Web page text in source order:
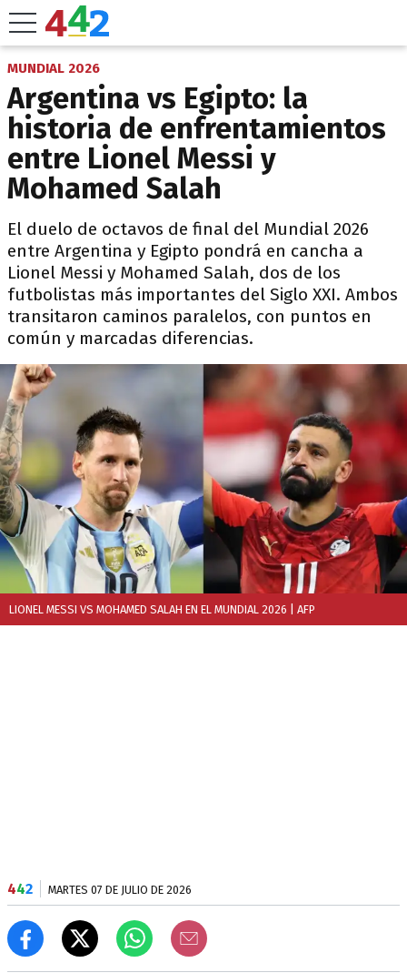
MUNDIAL 2026
Argentina vs Egipto: la
historia de enfrentamientos
entre Lionel Messi y
Mohamed Salah
El duelo de octavos de final del Mundial 2026
entre Argentina y Egipto pondrá en cancha a
Lionel Messi y Mohamed Salah, dos de los
futbolistas más importantes del Siglo XXI. Ambos
transitaron caminos paralelos, con puntos en
común y marcadas diferencias.
LIONEL MESSI VS MOHAMED SALAH EN EL MUNDIAL 2026 | AFP
442 MARTES 07 DE JULIO DE 2026